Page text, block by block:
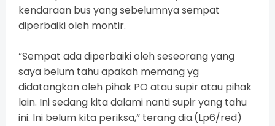
kendaraan bus yang sebelumnya sempat
diperbaiki oleh montir.
“Sempat ada diperbaiki oleh seseorang yang
saya belum tahu apakah memang yg
didatangkan oleh pihak PO atau supir atau pihak
lain. Ini sedang kita dalami nanti supir yang tahu
ini. Ini belum kita periksa,” terang dia.(Lp6/red)